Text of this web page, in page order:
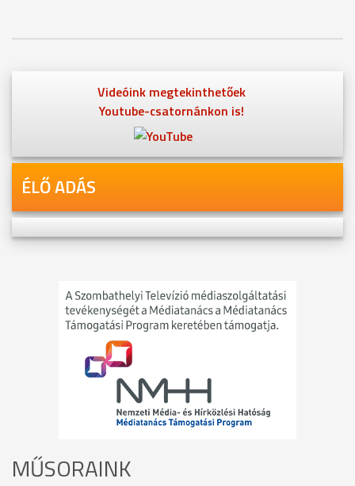
Videóink megtekinthetőek
Youtube-csatornánkon is!
ÉLŐ ADÁS
MŰSORAINK